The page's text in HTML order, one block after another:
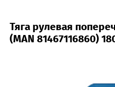
Тяга рулевая
(MAN 81467116860)